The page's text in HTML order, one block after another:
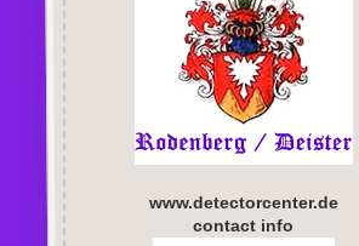
www.detectorcenter.de
contact info